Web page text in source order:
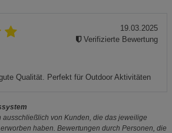
Qualität. Perfekt für Outdoor Aktivitäten
19.03.2025
Verifizierte Bewertung
ausschließlich von Kunden, die das jeweilige
haben. Bewertungen durch Personen, die